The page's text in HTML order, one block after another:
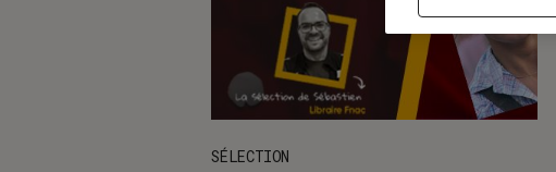
SÉLECTION